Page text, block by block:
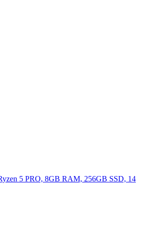
5 PRO, 8GB RAM, 256GB SSD, 14